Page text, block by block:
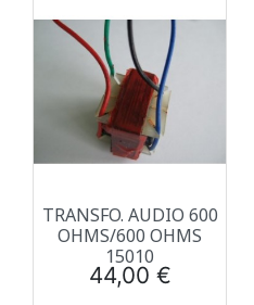
TRANSFO. AUDIO 600
OHMS/600 OHMS
15010
Prix
44,00 €